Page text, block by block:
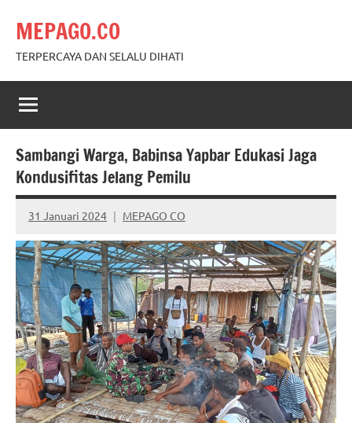
content
MEPAGO.CO
TERPERCAYA DAN SELALU DIHATI
Sambangi Warga, Babinsa Yapbar Edukasi Jaga
Kondusifitas Jelang Pemilu
31 Januari 2024 MEPAGO CO
No
comments